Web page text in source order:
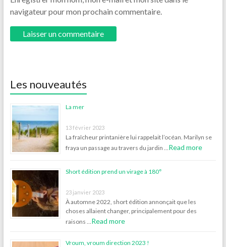
navigateur pour mon prochain commentaire.
Les nouveautés
La mer
13 février 2023
La fraîcheur printanière lui rappelait l’océan. Marilyn se
fraya un passage au travers du jardin … Read more
Short édition prend un virage à 180°
23 janvier 2023
À automne 2022, short édition annonçait que les
choses allaient changer, principalement pour des
raisons … Read more
Vroum, vroum direction 2023 !